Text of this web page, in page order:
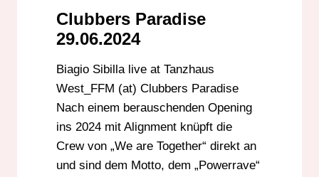
Clubbers Paradise
29.06.2024
Biagio Sibilla live at Tanzhaus
West_FFM (at) Clubbers Paradise
Nach einem berauschenden Opening
ins 2024 mit Alignment knüpft die
Crew von „We are Together“ direkt an
und sind dem Motto, dem „Powerrave“